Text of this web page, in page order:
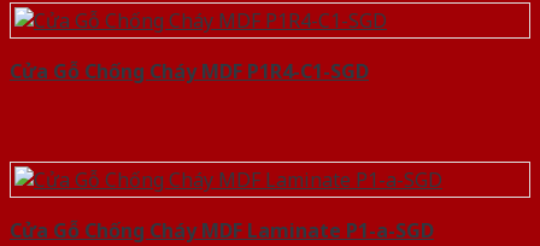
Cửa Gỗ Chống Cháy MDF P1R4-C1-SGD
Cửa Gỗ Chống Cháy MDF Laminate P1-a-SGD